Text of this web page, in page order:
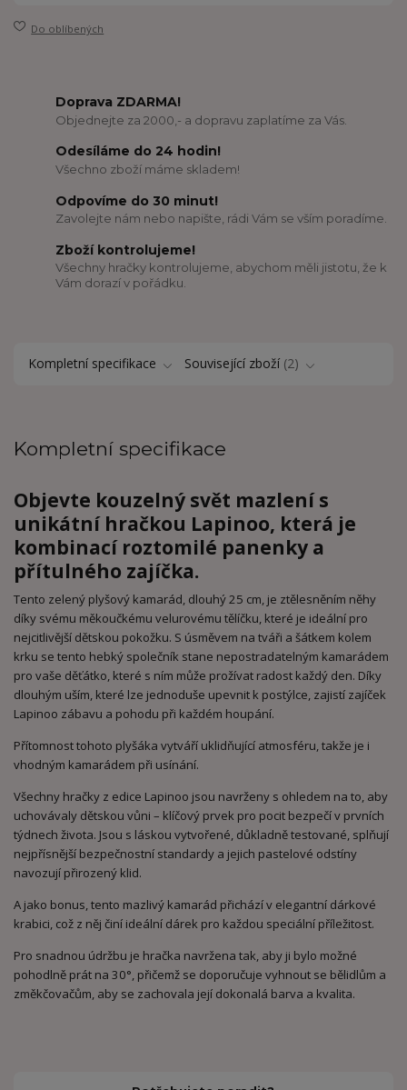
Do oblíbených
Doprava ZDARMA!
Objednejte za 2000,- a dopravu zaplatíme za Vás.
Odesíláme do 24 hodin!
Všechno zboží máme skladem!
Odpovíme do 30 minut!
Zavolejte nám nebo napište, rádi Vám se vším poradíme.
Zboží kontrolujeme!
Všechny hračky kontrolujeme, abychom měli jistotu, že k
Vám dorazí v pořádku.
Kompletní specifikace Související zboží 2
Kompletní specifikace
Objevte kouzelný svět mazlení s
unikátní hračkou Lapinoo, která je
kombinací roztomilé panenky a
přítulného zajíčka.
Tento zelený plyšový kamarád, dlouhý 25 cm, je ztělesněním něhy
díky svému měkoučkému velurovému tělíčku, které je ideální pro
nejcitlivější dětskou pokožku. S úsměvem na tváři a šátkem kolem
krku se tento hebký společník stane nepostradatelným kamarádem
pro vaše děťátko, které s ním může prožívat radost každý den. Díky
dlouhým uším, které lze jednoduše upevnit k postýlce, zajistí zajíček
Lapinoo zábavu a pohodu při každém houpání.
Přítomnost tohoto plyšáka vytváří uklidňující atmosféru, takže je i
vhodným kamarádem při usínání.
Všechny hračky z edice Lapinoo jsou navrženy s ohledem na to, aby
uchovávaly dětskou vůni – klíčový prvek pro pocit bezpečí v prvních
týdnech života. Jsou s láskou vytvořené, důkladně testované, splňují
nejpřísnější bezpečnostní standardy a jejich pastelové odstíny
navozují přirozený klid.
A jako bonus, tento mazlivý kamarád přichází v elegantní dárkové
krabici, což z něj činí ideální dárek pro každou speciální příležitost.
Pro snadnou údržbu je hračka navržena tak, aby ji bylo možné
pohodlně prát na 30°, přičemž se doporučuje vyhnout se bělidlům a
změkčovačům, aby se zachovala její dokonalá barva a kvalita.